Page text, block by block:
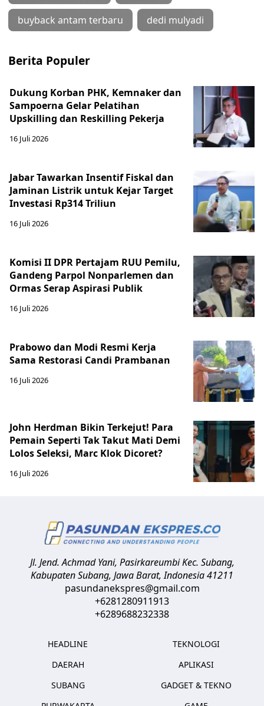
buyback antam terbaru dedi mulyadi
Berita Populer
Dukung Korban PHK, Kemnaker dan
Sampoerna Gelar Pelatihan
Upskilling dan Reskilling Pekerja
16 Juli 2026
Jabar Tawarkan Insentif Fiskal dan
Jaminan Listrik untuk Kejar Target
Investasi Rp314 Triliun
16 Juli 2026
Komisi II DPR Pertajam RUU Pemilu,
Gandeng Parpol Nonparlemen dan
Ormas Serap Aspirasi Publik
16 Juli 2026
Prabowo dan Modi Resmi Kerja
Sama Restorasi Candi Prambanan
16 Juli 2026
John Herdman Bikin Terkejut! Para
Pemain Seperti Tak Takut Mati Demi
Lolos Seleksi, Marc Klok Dicoret?
16 Juli 2026
Jl. Jend. Achmad Yani, Pasirkareumbi Kec. Subang,
Kabupaten Subang, Jawa Barat,Indonesia41211
pasundanekspres@gmail.com
+6281280911913
+6289688232338
HEADLINE
DAERAH
SUBANG
TEKNOLOGI
APLIKASI
GADGET & TEKNO